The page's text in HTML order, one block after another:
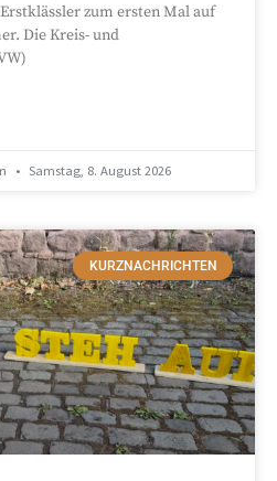
zum ersten Mal auf
Die Kreis- und
Samstag, 8. August 2026
KURZNACHRICHTEN